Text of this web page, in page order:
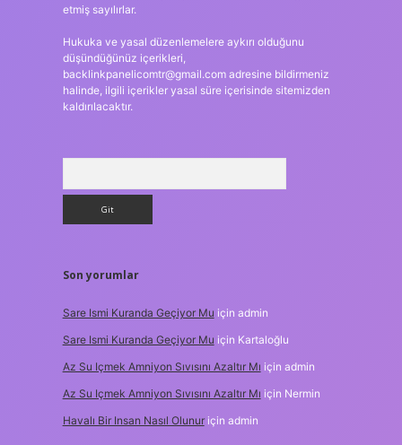
etmiş sayılırlar.
Hukuka ve yasal düzenlemelere aykırı olduğunu
düşündüğünüz içerikleri,
backlinkpanelicomtr@gmail.comadresine bildirmeniz
halinde, ilgili içerikler yasal süre içerisinde sitemizden
kaldırılacaktır.
Son yorumlar
Sare Ismi Kuranda Geçiyor Mu için admin
Sare Ismi Kuranda Geçiyor Mu için Kartaloğlu
Az Su Içmek Amniyon Sıvısını Azaltır Mı için admin
Az Su Içmek Amniyon Sıvısını Azaltır Mı için Nermin
Havalı Bir Insan Nasıl Olunuriçin admin